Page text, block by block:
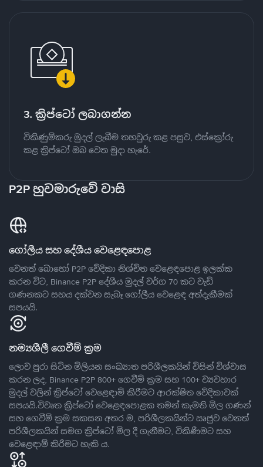
3. ක්‍රිප්ටෝ ලබාගන්න
විකිණුම්කරු මුදල් ලැබීම තහවුරු කළ පසුව, එස්ක්‍රෝරු
කළ ක්‍රිප්ටෝ ඔබ වෙත මුදා හැරේ.
P2P හුවමාරුවේ වාසි
ගෝලීය සහ දේශීය වෙළෙඳපොළ
වෙනත් බොහෝ P2P වේදිකා නිශ්චිත වෙළෙඳපොළ ඉලක්ක
කරන විට, Binance P2P දේශීය මුදල් වර්ග 70 කට වැඩි
ගණනකට සහය දක්වන සැබෑ ගෝලීය වෙළෙඳ අත්දැකීමක්
සපයයි.
නම්‍යශීලී ගෙවීම් ක්‍රම
ලොව පුරා සිටින මිලියන සංඛ්‍යාත පරිශීලකයින් විසින් විශ්වාස
කරන ලද, Binance P2P 800+ ගෙවීම් ක්‍රම සහ 100+ ව්‍යවහාර
මුදල් වලින් ක්‍රිප්ටෝ වෙළෙඳාම් කිරීමට ආරක්ෂිත වේදිකාවක්
සපයයි.විවෘත ක්‍රිප්ටෝ වෙළෙඳපොළක තමන් කැමති මිල ගණන්
සහ ගෙවීම් ක්‍රම සකසන අතර ම, පරිශීලකයින්ට ඍජුව වෙනත්
පරිශීලකයින් සමග ක්‍රිප්ටෝ මිල දී ගැනීමට, විකිණීමට සහ
වෙළෙඳාම් කිරීමට හැකි ය.